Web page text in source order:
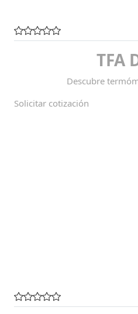
TFA
Descubre
Solicitar cotización